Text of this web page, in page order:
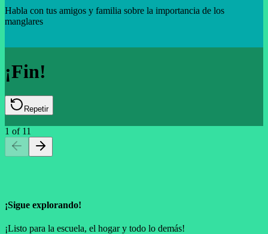
Habla con tus amigos y familia sobre la importancia de los
manglares
¡Fin!
Repetir
1 of 11
¡Sigue explorando!
¡Listo para la escuela, el hogar y todo lo demás!